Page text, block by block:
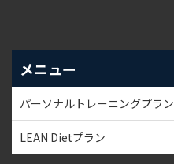
メニュー
パーソナルトレーニングプラン
LEAN Dietプラン